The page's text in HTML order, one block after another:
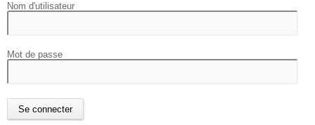
Nom d'utilisateur
Mot de passe